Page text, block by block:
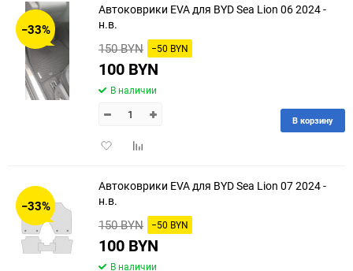
−33%
Автоковрики EVA для BYD Sea Lion 06 2024 -
н.в.
150 BYN −50 BYN
100 BYN
В наличии
ДобавитьДобавить
В корзину
−33%
Автоковрики EVA для BYD Sea Lion 07 2024 -
н.в.
150 BYN −50 BYN
100 BYN
В наличии